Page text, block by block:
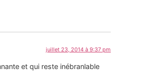
juillet 23, 2014 à 9:37 pm
et qui reste inébranlable